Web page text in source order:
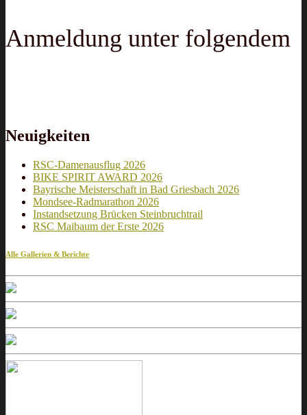
Anmeldung unter folgendem
Neuigkeiten
RSC-Damenausflug 2026
BIKE SPIRIT AWARD 2026
Bayrische Meisterschaft in Bad Griesbach 2026
Mondsee-Radmarathon 2026
Instandsetzung Brücken Steinbruchtrail
RSC Maibaum der Erste 2026
Alle Gallerien & Berichte